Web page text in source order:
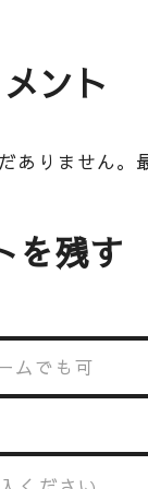
ント
ありません。
を残す